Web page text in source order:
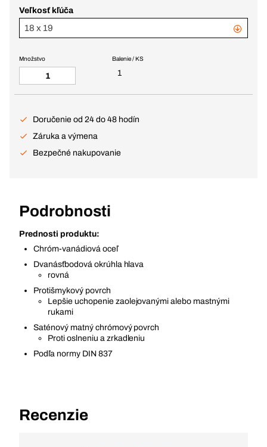
Veľkosť kľúča
18 x 19
Balenie / KS
1
Množstvo
Doručenie od 24 do 48 hodín
Záruka a výmena
Bezpečné nakupovanie
Podrobnosti
Prednosti produktu:
Chróm-vanádiová oceľ
Dvanásťbodová okrúhla hlava
rovná
Protišmykový povrch
Lepšie uchopenie zaolejovanými alebo mastnými
rukami
Saténový matný chrómový povrch
Proti oslneniu a zrkadleniu
Podľa normy DIN 837
Recenzie